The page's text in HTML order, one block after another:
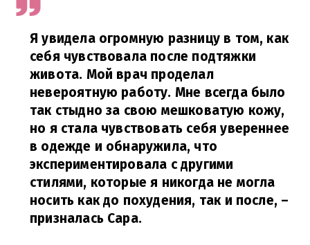
Я увидела огромную разницу в том, как
себя чувствовала после подтяжки
живота. Мой врач проделал
невероятную работу. Мне всегда было
так стыдно за свою мешковатую кожу,
но я стала чувствовать себя увереннее
в одежде и обнаружила, что
экспериментировала с другими
стилями, которые я никогда не могла
носить как до похудения, так и после, –
призналась Сара.